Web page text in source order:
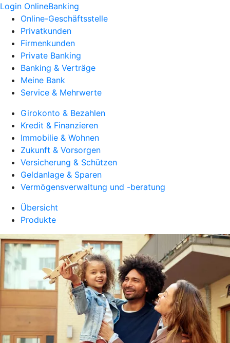
Login OnlineBanking
Online-Geschäftsstelle
Privatkunden
Firmenkunden
Private Banking
Banking & Verträge
Meine Bank
Service & Mehrwerte
Girokonto & Bezahlen
Kredit & Finanzieren
Immobilie & Wohnen
Zukunft & Vorsorgen
Versicherung & Schützen
Geldanlage & Sparen
Vermögensverwaltung und -beratung
Übersicht
Produkte